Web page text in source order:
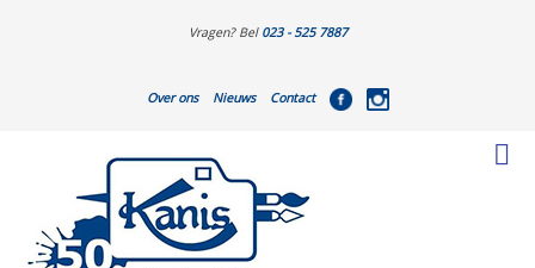
Vragen? Bel 023 - 525 7887
Over ons Nieuws Contact